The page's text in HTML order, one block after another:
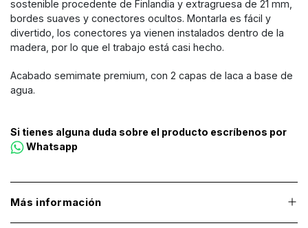
sostenible procedente de Finlandia y extragruesa de 21 mm,
bordes suaves y conectores ocultos. Montarla es fácil y
divertido, los conectores ya vienen instalados dentro de la
madera, por lo que el trabajo está casi hecho.
Acabado semimate premium, con 2 capas de laca a base de
agua.
Si tienes alguna duda sobre el producto escríbenos por
Whatsapp
Más información